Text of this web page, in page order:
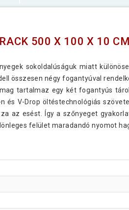
500 X 100 X 10 CM
sokoldalúságuk miatt
összesen négy fogantyúval
tartalmaz egy két fogantyús
V-Drop öltéstechnológiás
az esést. Így a szőnyeget
felület maradandó nyomot